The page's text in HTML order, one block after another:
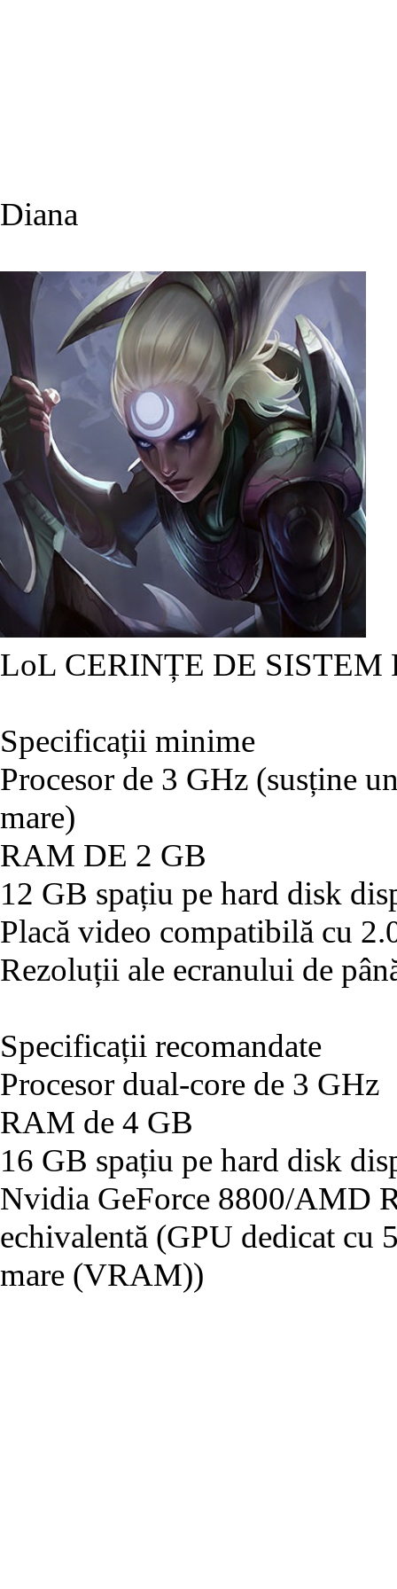
Diana
LoL CERINȚE DE SISTEM
Specificații minime
Procesor de 3 GHz (susține
mare)
RAM DE 2 GB
12 GB spațiu pe hard disk
Placă video compatibilă cu
Rezoluții ale ecranului de
Specificații recomandate
Procesor dual-core de 3 GHz
RAM de 4 GB
16 GB spațiu pe hard disk
Nvidia GeForce 8800/AMD
echivalentă (GPU dedicat cu
mare (VRAM))